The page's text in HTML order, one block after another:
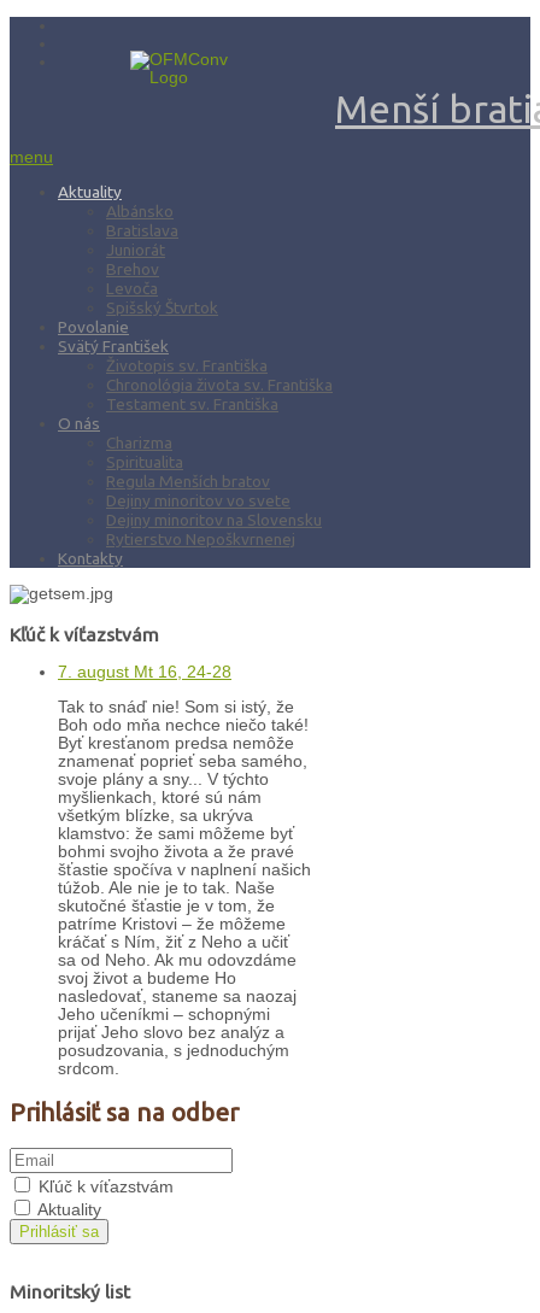
Menší
menu
Aktuality
Albánsko
Bratislava
Juniorát
Brehov
Levoča
Spišský Štvrtok
Povolanie
Svätý František
Životopis sv. Františka
Chronológia života sv. Františka
Testament sv. Františka
O nás
Charizma
Spiritualita
Regula Menších bratov
Dejiny minoritov vo svete
Dejiny minoritov na Slovensku
Rytierstvo Nepoškvrnenej
Kontakty
Kľúč k víťazstvám
7. august Mt 16, 24-28
Tak to snáď nie! Som si istý, že
Boh odo mňa nechce niečo také!
Byť kresťanom predsa nemôže
znamenať poprieť seba samého,
svoje plány a sny... V týchto
myšlienkach, ktoré sú nám
všetkým blízke, sa ukrýva
klamstvo: že sami môžeme byť
bohmi svojho života a že pravé
šťastie spočíva v naplnení našich
túžob. Ale nie je to tak. Naše
skutočné šťastie je v tom, že
patríme Kristovi – že môžeme
kráčať s Ním, žiť z Neho a učiť
sa od Neho. Ak mu odovzdáme
svoj život a budeme Ho
nasledovať, staneme sa naozaj
Jeho učeníkmi – schopnými
prijať Jeho slovo bez analýz a
posudzovania, s jednoduchým
srdcom.
Prihlásiť sa na odber
Kľúč k víťazstvám
Aktuality
Prihlásiť sa
Minoritský list